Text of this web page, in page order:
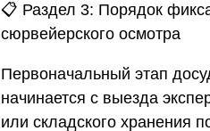
📋 Раздел 3: Порядок
сюрвейерского осмотра
Первоначальный этап
начинается с выезда
или складского хранения